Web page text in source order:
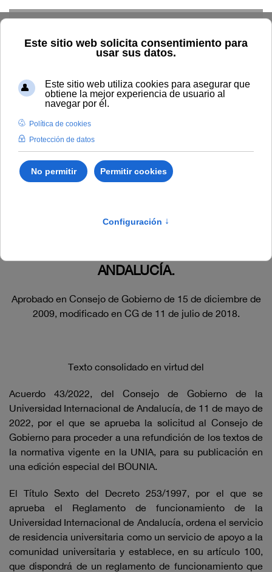
Inicio Estudiar Oferta académica Normativa
Propia
Estudiantes: Becas, prácticas, participación y residencias
Internacional de Andalucía (aprobado en Consejo de Gobierno de
15 de diciembre de 2009, modificado en CG de 11 de julio de
2018. Texto consolidado).
ANDALUCÍA.
Aprobado en Consejo de Gobierno de 15 de diciembre de
2009, modificado en CG de 11 de julio de 2018.
Texto consolidado en virtud del
Acuerdo 43/2022, del Consejo de Gobierno de la
Universidad Internacional de Andalucía, de 11 de mayo de
2022, por el que se aprueba la solicitud al Consejo de
Gobierno para proceder a una refundición de los textos de
la normativa vigente en la UNIA, para su publicación en
una edición especial del BOUNIA.
El Título Sexto del Decreto 253/1997, por el que se
aprueba el Reglamento de funcionamiento de la
Universidad Internacional de Andalucía, ordena el servicio
de residencia universitaria como un servicio de apoyo a la
comunidad universitaria y establece, en su artículo 100,
que dispondrá de un reglamento de funcionamiento que